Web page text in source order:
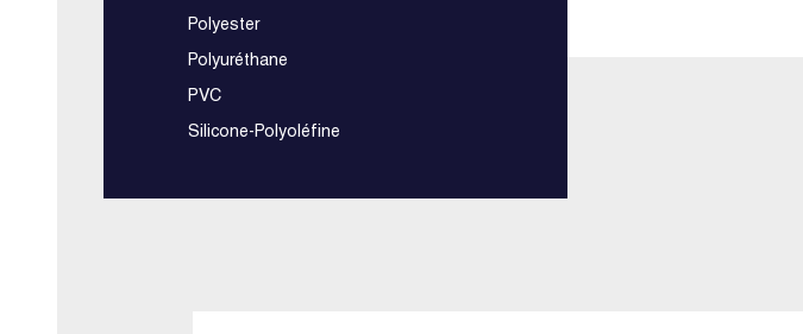
Polyester
Polyuréthane
PVC
Silicone-Polyoléfine